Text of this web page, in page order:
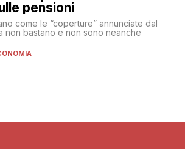
pensioni
come le “coperture” annunciate dal
non bastano e non sono neanche